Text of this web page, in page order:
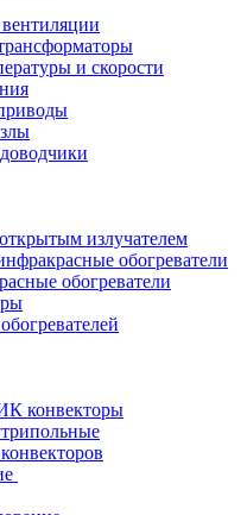
и скорости
излучателем
обогреватели
обогреватели
конвекторы